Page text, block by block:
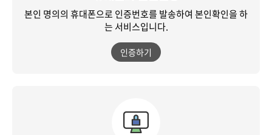
본인 명의의 휴대폰으로 인증번호를 발송하여 본인확인을 하
는 서비스입니다.
인증하기